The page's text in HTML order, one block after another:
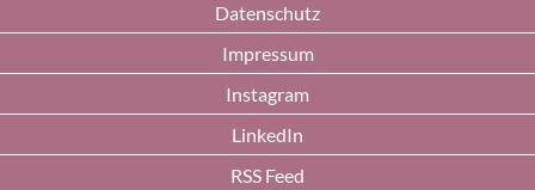
Datenschutz
Impressum
Instagram
LinkedIn
RSS Feed